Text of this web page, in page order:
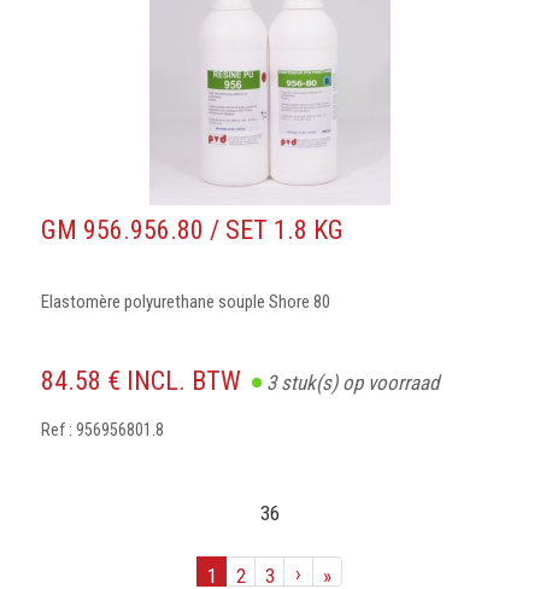
GM 956.956.80 / SET 1.8 KG
Elastomère polyurethane souple Shore 80
84.58 € INCL. BTW 3stuk(s) op voorraad
Ref : 956956801.8
36
1 2 3 › »